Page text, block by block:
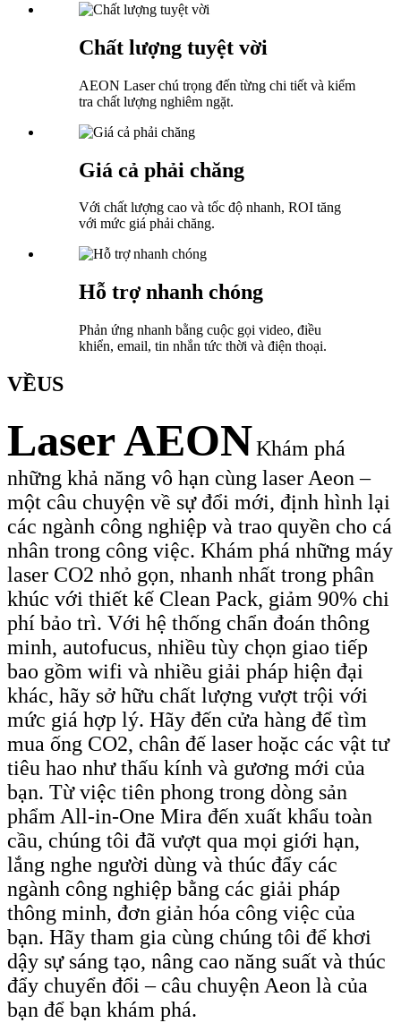
Chất lượng tuyệt vời
AEON Laser chú trọng đến từng chi tiết và kiểm
tra chất lượng nghiêm ngặt.
Giá cả phải chăng
Với chất lượng cao và tốc độ nhanh, ROI tăng
với mức giá phải chăng.
Hỗ trợ nhanh chóng
Phản ứng nhanh bằng cuộc gọi video, điều
khiển, email, tin nhắn tức thời và điện thoại.
VỀUS
Laser AEONKhám phá
những khả năng vô hạn cùng laser Aeon –
một câu chuyện về sự đổi mới, định hình lại
các ngành công nghiệp và trao quyền cho cá
nhân trong công việc. Khám phá những máy
laser CO2 nhỏ gọn, nhanh nhất trong phân
khúc với thiết kế Clean Pack, giảm 90% chi
phí bảo trì. Với hệ thống chẩn đoán thông
minh, autofucus, nhiều tùy chọn giao tiếp
bao gồm wifi và nhiều giải pháp hiện đại
khác, hãy sở hữu chất lượng vượt trội với
mức giá hợp lý. Hãy đến cửa hàng để tìm
mua ống CO2, chân đế laser hoặc các vật tư
tiêu hao như thấu kính và gương mới của
bạn. Từ việc tiên phong trong dòng sản
phẩm All-in-One Mira đến xuất khẩu toàn
cầu, chúng tôi đã vượt qua mọi giới hạn,
lắng nghe người dùng và thúc đẩy các
ngành công nghiệp bằng các giải pháp
thông minh, đơn giản hóa công việc của
bạn. Hãy tham gia cùng chúng tôi để khơi
dậy sự sáng tạo, nâng cao năng suất và thúc
đẩy chuyển đổi – câu chuyện Aeon là của
bạn để bạn khám phá.